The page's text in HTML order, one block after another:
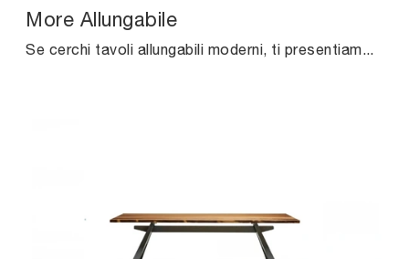
More Allungabile
Se cerchi tavoli allungabili moderni, ti presentiamo il modello da cucina in ceramica More Allungabile della marca Midj.